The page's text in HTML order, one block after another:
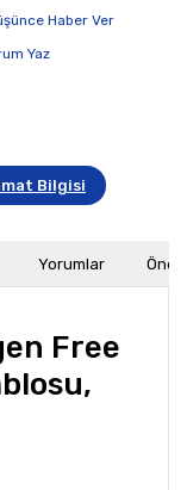
Haber Ver
Yaz
Bilgisi
Yorumlar
Free